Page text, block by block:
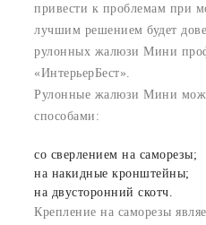
привести к проблемам при
лучшим решением будет
рулонных жалюзи Мини
«ИнтерьерБест».
Рулонные жалюзи Мини
способами:
со сверлением на саморезы;
на накидные кронштейны;
на двусторонний скотч.
Крепление на саморезы